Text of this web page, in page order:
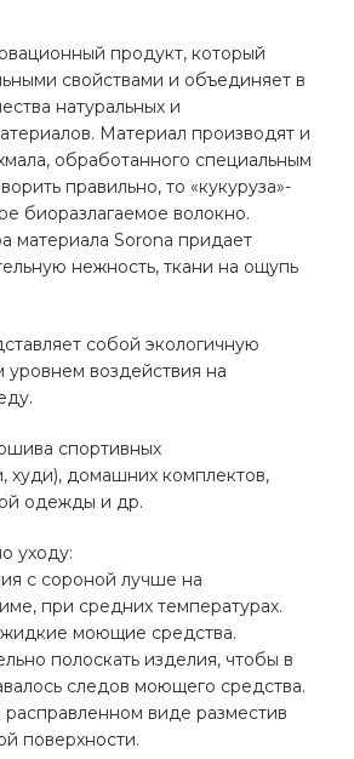
продукт, который
свойствами и объединяет в
натуральных и
Материал производят и
обработанного специальным
правильно, то «кукуруза»-
биоразлагаемое волокно.
материала Sorona придает
нежность, ткани на ощупь
собой экологичную
уровнем воздействия на
спортивных
худи), домашних комплектов,
одежды и др.
уходу:
с сороной лучше на
при средних температурах.
моющие средства.
полоскать изделия, чтобы в
следов моющего средства.
виде разместив
поверхности.